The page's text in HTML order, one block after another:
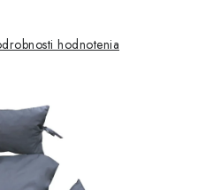
hodnotenia